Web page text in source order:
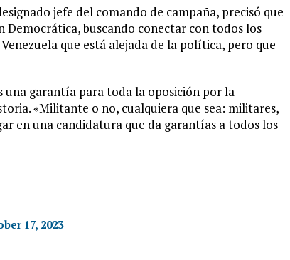
jefe del comando de campaña, precisó que
buscando conectar con todos los
que está alejada de la política, pero que
garantía para toda la oposición por la
«Militante o no, cualquiera que sea: militares,
en una candidatura que da garantías a todos los
17, 2023